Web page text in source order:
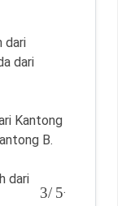
dari
dari
Kantong
B.
dari
.